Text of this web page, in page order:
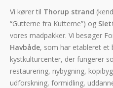
Vi kører til Thorup strand
“Gutterne fra Kutterne”) og
vores madpakker. Vi besøger
Havbåde, som har etableret et
kystkulturcenter, der fungerer
restaurering, nybygning,
udforskning, formidling,